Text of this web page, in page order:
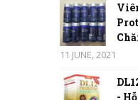
11 JUNE, 2021
-